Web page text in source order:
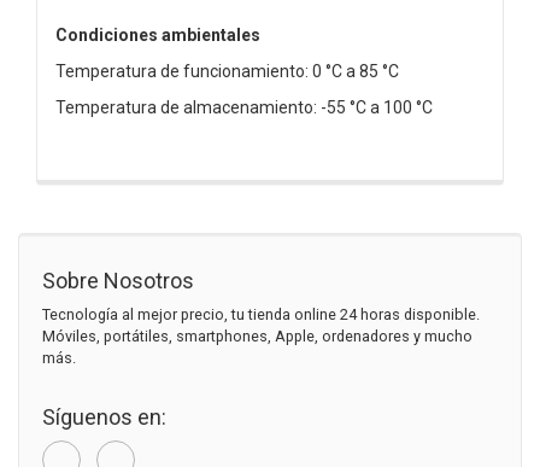
Condiciones ambientales
Temperatura de funcionamiento: 0 °C a 85 °C
Temperatura de almacenamiento: -55 °C a 100 °C
Sobre Nosotros
Tecnología al mejor precio, tu tienda online 24 horas disponible.
Móviles, portátiles, smartphones, Apple, ordenadores y mucho
más.
Síguenos en: